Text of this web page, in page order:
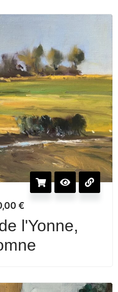
€
l'Yonne,